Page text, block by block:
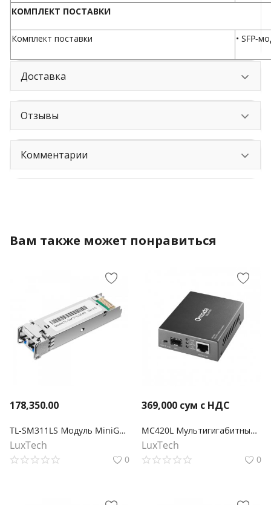
КОМПЛЕКТ ПОСТАВКИ
Комплект поставки • SFP-
Доставка
Отзывы
Комментарии
Вам также может понравиться
178,350.00
TL-SM311LS Модуль MiniGBIC
LuxTech
0
369,000 сум с НДС
MC420L Мультигигабитный медиаконвертер Omada 10G SFP+
LuxTech
0